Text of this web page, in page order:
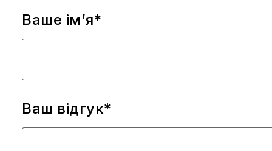
Ваше ім’я*
Ваш відгук*